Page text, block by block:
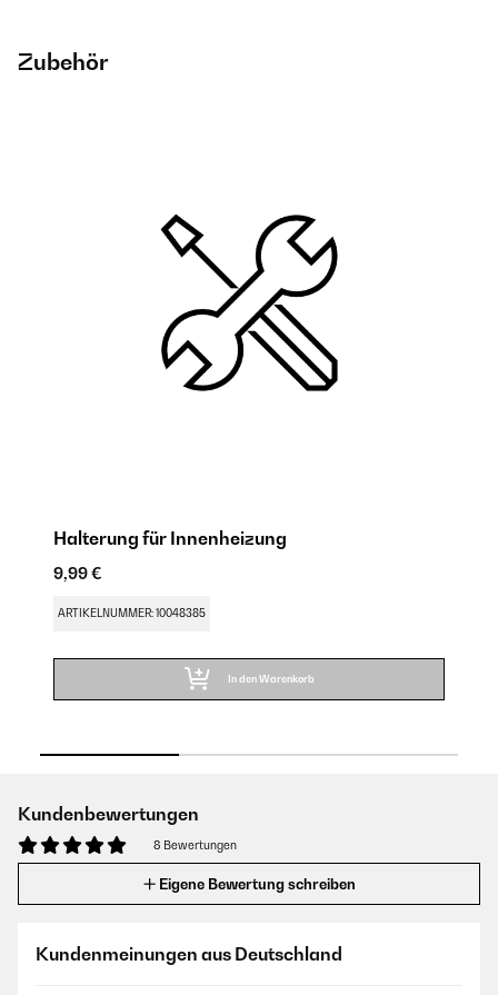
Zubehör
Halterung für Innenheizung
9,99 €
ARTIKELNUMMER: 10048385
In den Warenkorb
Kundenbewertungen
8 Bewertungen
Eigene Bewertung schreiben
Kundenmeinungen aus Deutschland